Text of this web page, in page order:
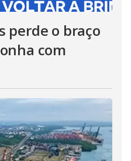
perde o braço
com